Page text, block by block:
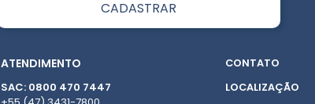
ATENDIMENTO
SAC: 0800 470 7447
CONTATO
LOCALIZAÇÃO